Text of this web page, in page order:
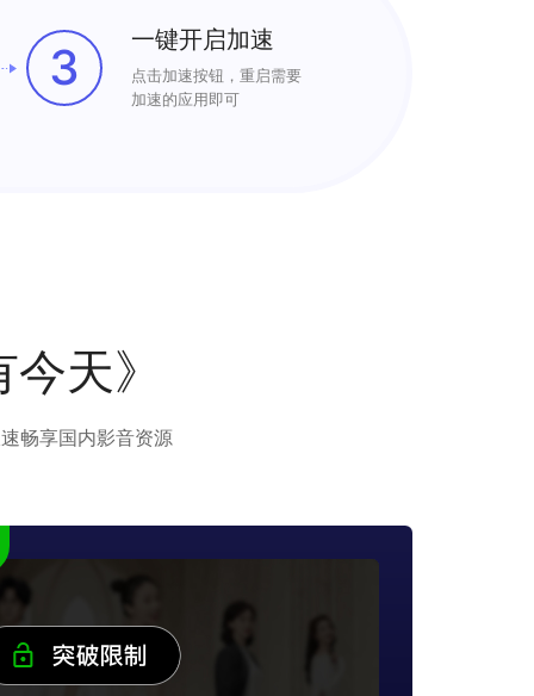
3 一键开启加速
点击加速按钮，重启需要
加速的应用即可
天》
畅享国内影音资源